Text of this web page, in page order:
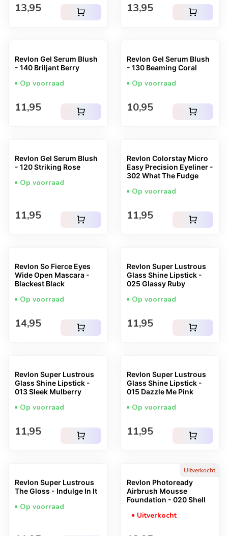
Normale prijs
13,95 shopping_cart Normale prijs
13,95 shopping_cart
Revlon Gel Serum Blush
- 140 Briljant Berry
Op voorraad
Normale prijs
11,95 shopping_cart
Revlon Gel Serum Blush
- 130 Beaming Coral
Op voorraad
Normale prijs
10,95 shopping_cart
Revlon Gel Serum Blush
- 120 Striking Rose
Op voorraad
Normale prijs
11,95 shopping_cart
Revlon Colorstay Micro
Easy Precision Eyeliner -
302 What The Fudge
Op voorraad
Normale prijs
11,95 shopping_cart
Revlon So Fierce Eyes
Wide Open Mascara -
Blackest Black
Op voorraad
Normale prijs
14,95 shopping_cart
Revlon Super Lustrous
Glass Shine Lipstick -
025 Glassy Ruby
Op voorraad
Normale prijs
11,95 shopping_cart
Revlon Super Lustrous
Glass Shine Lipstick -
013 Sleek Mulberry
Op voorraad
Normale prijs
11,95 shopping_cart
Revlon Super Lustrous
Glass Shine Lipstick -
015 Dazzle Me Pink
Op voorraad
Normale prijs
11,95 shopping_cart
Revlon Super Lustrous
The Gloss - Indulge In It
Op voorraad
Uitverkocht
Revlon Photoready
Airbrush Mousse
Foundation - 020 Shell
Uitverkocht